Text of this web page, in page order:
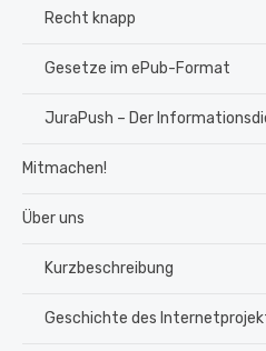
Recht knapp
Gesetze im ePub-Format
JuraPush – Der
Mitmachen!
Über uns
Kurzbeschreibung
Geschichte des